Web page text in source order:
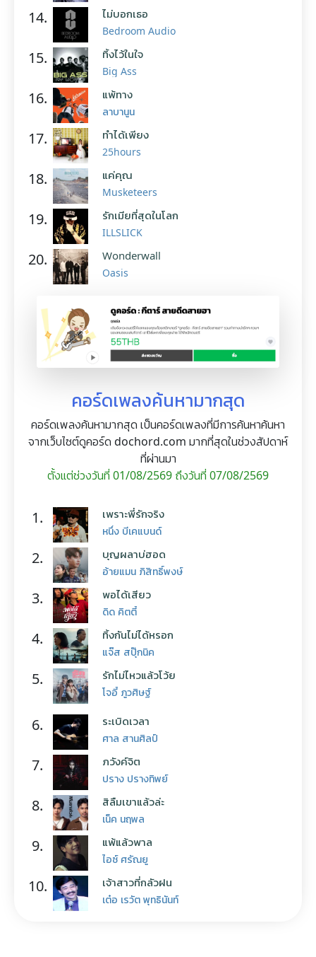
14. ไม่บอกเธอ
Bedroom Audio
15. ทิ้งไว้ในใจ
Big Ass
16. แพ้ทาง
ลาบานูน
17. ทำได้เพียง
25hours
18. แค่คุณ
Musketeers
19. รักเมียที่สุดในโลก
ILLSLICK
20. Wonderwall
Oasis
คอร์ดเพลงค้นหามากสุด
คอร์ดเพลงค้นหามากสุด เป็นคอร์ดเพลงที่มีการค้นหาค้นหา
จากเว็บไซต์ดูคอร์ด dochord.com มากที่สุดในช่วงสัปดาห์
ที่ผ่านมา
ตั้งแต่ช่วงวันที่ 01/08/2569 ถึงวันที่ 07/08/2569
1. เพราะพี่รักจริง
หนึ่ง บีเคแบนด์
2. บุญผลาบ่ฮอด
อ้ายแมน ภิสิทธิ์พงษ์
3. พอได้เสียว
ดิด คิตตี้
4. ทิ้งกันไม่ได้หรอก
แจ๊ส สปุ๊กนิค
5. รักไม่ไหวแล้วโว้ย
โจอี้ ภูวศิษฐ์
6. ระเบิดเวลา
ศาล สานศิลป์
7. ภวังค์จิต
ปราง ปรางทิพย์
8. สิลืมเขาแล้วล่ะ
เน็ค นฤพล
9. แพ้แล้วพาล
ไอซ์ ศรัณยู
10. เจ้าสาวที่กลัวฝน
เต๋อ เรวัต พุทธินันท์